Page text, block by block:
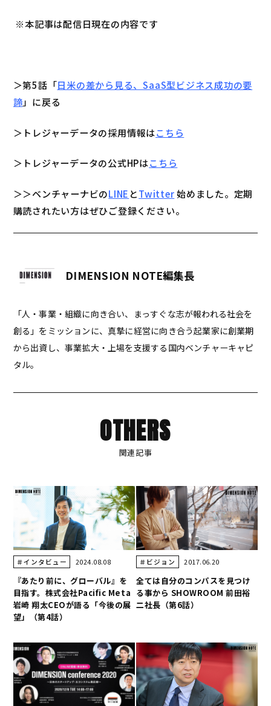
※本記事は配信日現在の内容です
＞第5話「日米の差から見る、SaaS型ビジネス成功の要
諦」に戻る
＞トレジャーデータの採用情報はこちら
＞トレジャーデータの公式HPはこちら
＞＞ベンチャーナビのLINE とTwitter始めました。定期
購読されたい方はぜひご登録ください。
DIMENSION NOTE編集長
「人・事業・組織に向き合い、まっすぐな志が報われる社会を
創る」をミッションに、真摯に経営に向き合う起業家に創業期
から出資し、事業拡大・上場を支援する国内ベンチャーキャピ
タル。
OTHERS
関連記事
＃インタビュー 2024.08.08
『あたり前に、グローバル』を
目指す。株式会社Pacific Meta
岩崎 翔太CEOが語る「今後の展
望」（第4話）
＃ビジョン 2017.06.20
全ては自分のコンパスを見つけ
る事から SHOWROOM 前田裕
二社長（第6話）